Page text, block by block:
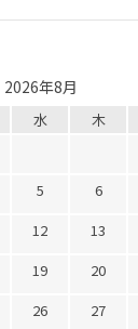
2026年8月
水 木
5 6
12 13
19 20
26 27